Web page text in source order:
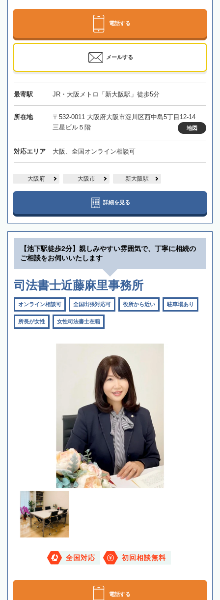
電話する
メールする
最寄駅 JR・大阪メトロ「新大阪駅」徒歩5分
所在地
〒532-0011 大阪府大阪市淀川区西中島5丁目12-14
三星ビル５階
地図
対応エリア 大阪、全国オンライン相談可
大阪府 大阪市 新大阪駅
詳細を見る
【池下駅徒歩2分】親しみやすい雰囲気で、丁寧に相続の
ご相談をお伺いいたします
司法書士近藤麻里事務所
オンライン相談可 全国出張対応可 役所から近い 駐車場あり
所長が女性 女性司法書士在籍
全国対応 初回相談無料
電話する